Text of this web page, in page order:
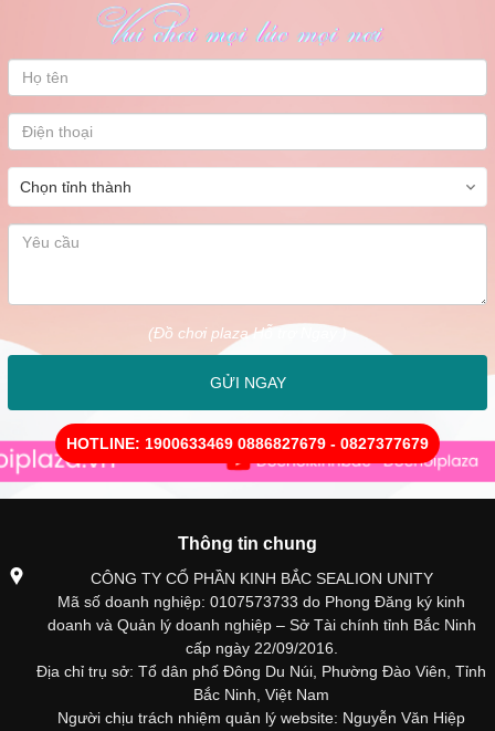
(Đồ chơi plaza Hỗ trợ Ngay )
GỬI NGAY
HOTLINE: 1900633469 0886827679 - 0827377679
Thông tin chung
CÔNG TY CỔ PHẦN KINH BẮC SEALION UNITY
Mã số doanh nghiệp: 0107573733 do Phong Đăng ký kinh
doanh và Quản lý doanh nghiệp – Sở Tài chính tỉnh Bắc Ninh
cấp ngày 22/09/2016.
Địa chỉ trụ sở: Tổ dân phố Đông Du Núi, Phường Đào Viên, Tỉnh
Bắc Ninh, Việt Nam
Người chịu trách nhiệm quản lý website: Nguyễn Văn Hiệp